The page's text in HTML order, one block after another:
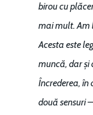
birou cu
mai mult. Am
Acesta este
muncă, dar și
Încrederea, în
două sensuri